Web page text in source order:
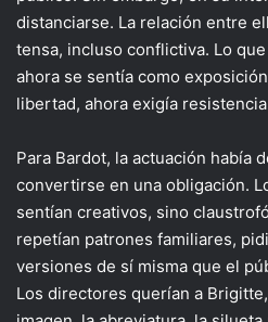
distanciarse. La relación entre
tensa, incluso conflictiva. Lo
ahora se sentía como
libertad, ahora exigía
Para Bardot, la actuación había
convertirse en una obligación.
sentían creativos, sino
repetían patrones familiares,
versiones de sí misma que el
Los directores querían a